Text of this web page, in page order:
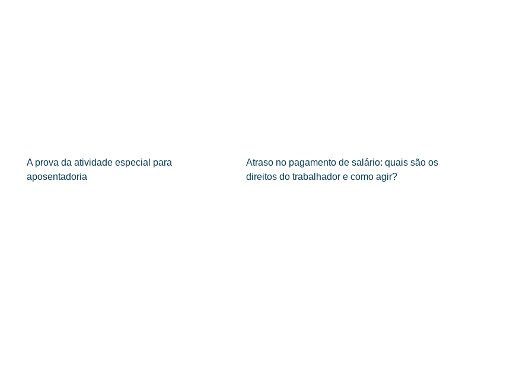
A prova da atividade especial para
aposentadoria
Atraso no pagamento de salário: quais são os
direitos do trabalhador e como agir?